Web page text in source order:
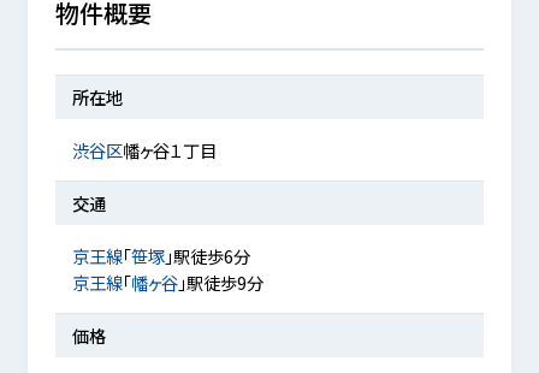
物件概要
所在地
渋谷区幡ヶ谷１丁目
交通
京王線「笹塚」駅徒歩6分
京王線「幡ヶ谷」駅徒歩9分
価格